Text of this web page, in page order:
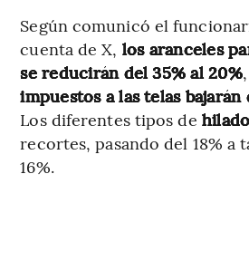
Según comunicó el
cuenta de X, los aranceles
se reducirán del 35% al 20%
impuestos a las telas bajarán
Los diferentes tipos de
recortes, pasando del 18% a
16%.